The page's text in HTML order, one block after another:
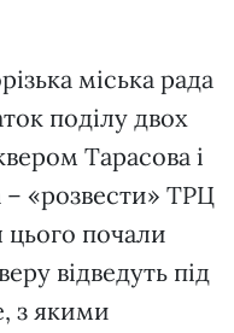
міська рада
поділу двох
Тарасова і
«розвести» ТРЦ
цього почали
відведуть під
з якими